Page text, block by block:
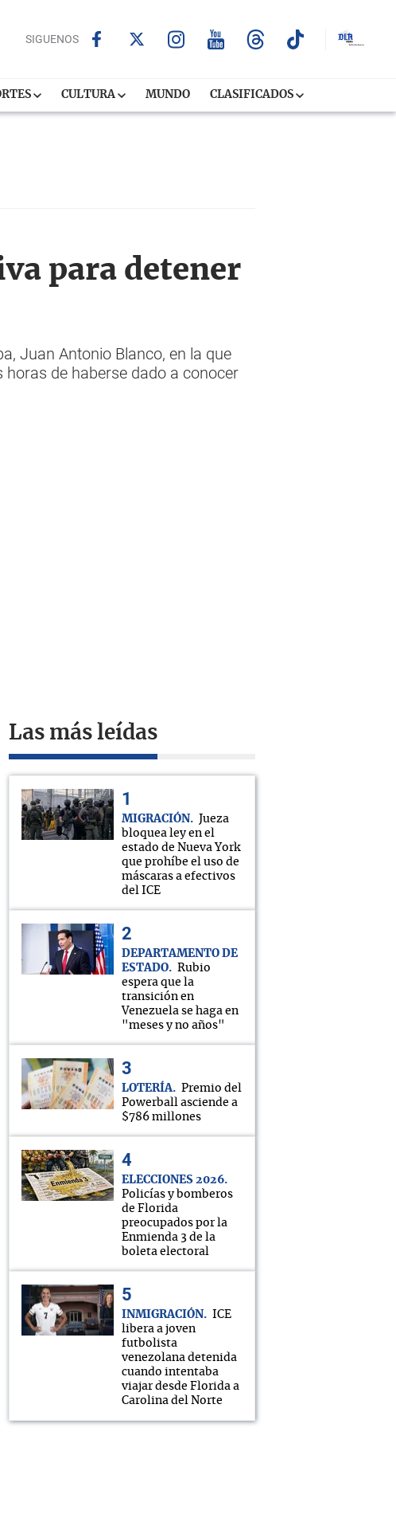
SIGUENOS
CULTURA MUNDO CLASIFICADOS
para detener
Juan Antonio Blanco, en la que
de haberse dado a conocer
Las más leídas
MIGRACIÓN
Jueza
bloquea ley en el
estado de Nueva York
que prohíbe el uso de
máscaras a efectivos
del ICE
DEPARTAMENTO DE
ESTADO
Rubio
espera que la
transición en
Venezuela se haga en
"meses y no años"
LOTERÍA
Premio del
Powerball asciende a
$786 millones
ELECCIONES 2026
Policías y bomberos
de Florida
preocupados por la
Enmienda 3 de la
boleta electoral
INMIGRACIÓN
ICE
libera a joven
futbolista
venezolana detenida
cuando intentaba
viajar desde Florida a
Carolina del Norte